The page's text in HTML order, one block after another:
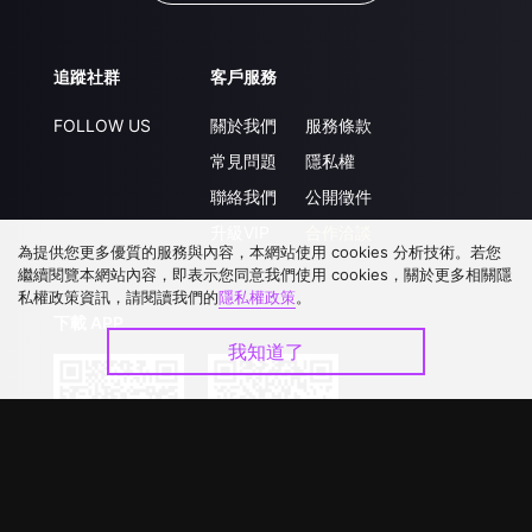
追蹤社群
FOLLOW US
客戶服務
關於我們
常見問題
聯絡我們
服務條款
隱私權
公開徵件
為提供您更多優質的服務與內容，本網站使用 cookies 分析技術。若您
繼續閱覽本網站內容，即表示您同意我們使用 cookies，關於更多相關隱
私權政策資訊，請閱讀我們的隱私權政策。
我知道了